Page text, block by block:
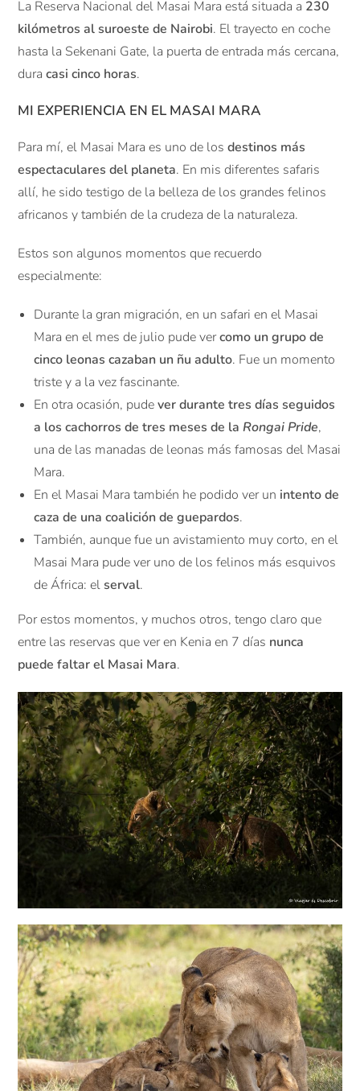
La Reserva Nacional del Masai Mara está situada a 230
kilómetros al suroeste de Nairobi. El trayecto en coche
hasta la Sekenani Gate, la puerta de entrada más cercana,
duracasi cinco horas.
MI EXPERIENCIA EN EL MASAI MARA
Para mí, el Masai Mara es uno de losdestinos más
espectaculares del planeta. En mis diferentes safaris
allí, he sido testigo de la belleza de los grandes felinos
africanos y también de la crudeza de la naturaleza.
Estos son algunos momentos que recuerdo
especialmente:
Durante la gran migración, en un safari en el Masai
Mara en el mes de julio pude vercomo un grupo de
cinco leonas cazaban un ñu adulto. Fue un momento
triste y a la vez fascinante.
En otra ocasión, pudever durante tres días seguidos
a los cachorros de tres meses de la Rongai Pride,
una de las manadas de leonas más famosas del Masai
Mara.
En el Masai Mara también he podido ver un intento de
caza de una coalición de guepardos.
También, aunque fue un avistamiento muy corto, en el
Masai Mara pude ver uno de los felinos más esquivos
de África: elserval.
Por estos momentos, y muchos otros, tengo claro que
entre las reservas que ver en Kenia en 7 días nunca
puede faltar el Masai Mara.